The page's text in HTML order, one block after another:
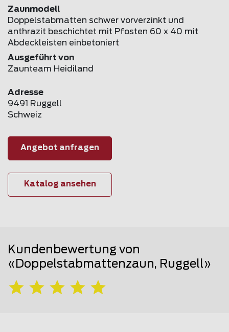
Zaunmodell
Doppelstabmatten schwer vorverzinkt und
anthrazit beschichtet mit Pfosten 60 x 40 mit
Abdeckleisten einbetoniert
Ausgeführt von
Zaunteam Heidiland
Adresse
9491 Ruggell
Schweiz
Angebot anfragen
Katalog ansehen
Kundenbewertung von
«Doppelstabmattenzaun, Ruggell»